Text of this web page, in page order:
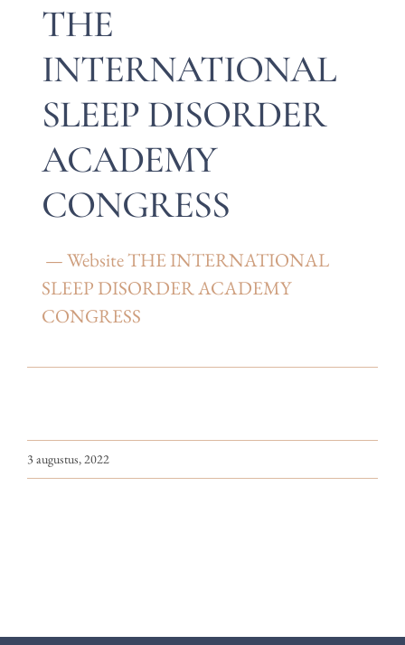
THE
INTERNATIONAL
SLEEP DISORDER
ACADEMY
CONGRESS
— Website THE INTERNATIONAL
SLEEP DISORDER ACADEMY
CONGRESS
3 augustus, 2022